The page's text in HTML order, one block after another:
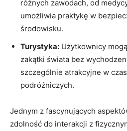
różnych zawodach, od
umożliwia praktykę w
środowisku.
Turystyka: Użytkownicy
zakątki świata bez
szczególnie atrakcyjne w
podróżniczych.
Jednym z fascynujących
zdolność do interakcji z